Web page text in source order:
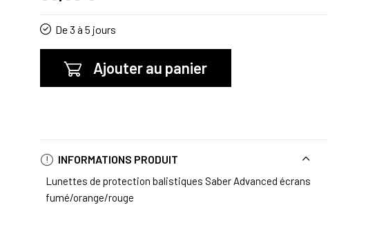
De 3 à 5 jours
Ajouter au panier
INFORMATIONS PRODUIT
Lunettes de protection balistiques Saber Advanced écrans
fumé/orange/rouge